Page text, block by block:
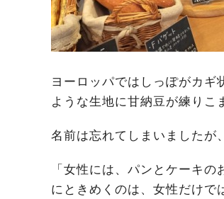
ヨーロッパではしっぽがカ
ような生地に甘納豆が練りこ
名前は忘れてしまいましたが
「女性には、パンとケーキ
にときめくのは、女性だけで